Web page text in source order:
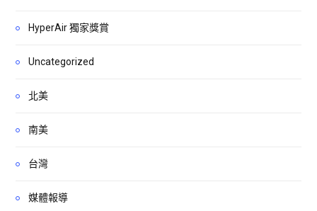
HyperAir 獨家獎賞
Uncategorized
北美
南美
台灣
媒體報導